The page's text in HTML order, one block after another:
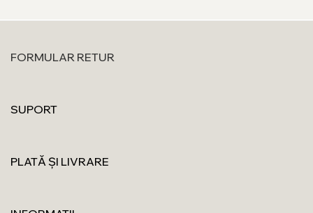
FORMULAR RETUR
SUPORT
PLATĂ ȘI LIVRARE